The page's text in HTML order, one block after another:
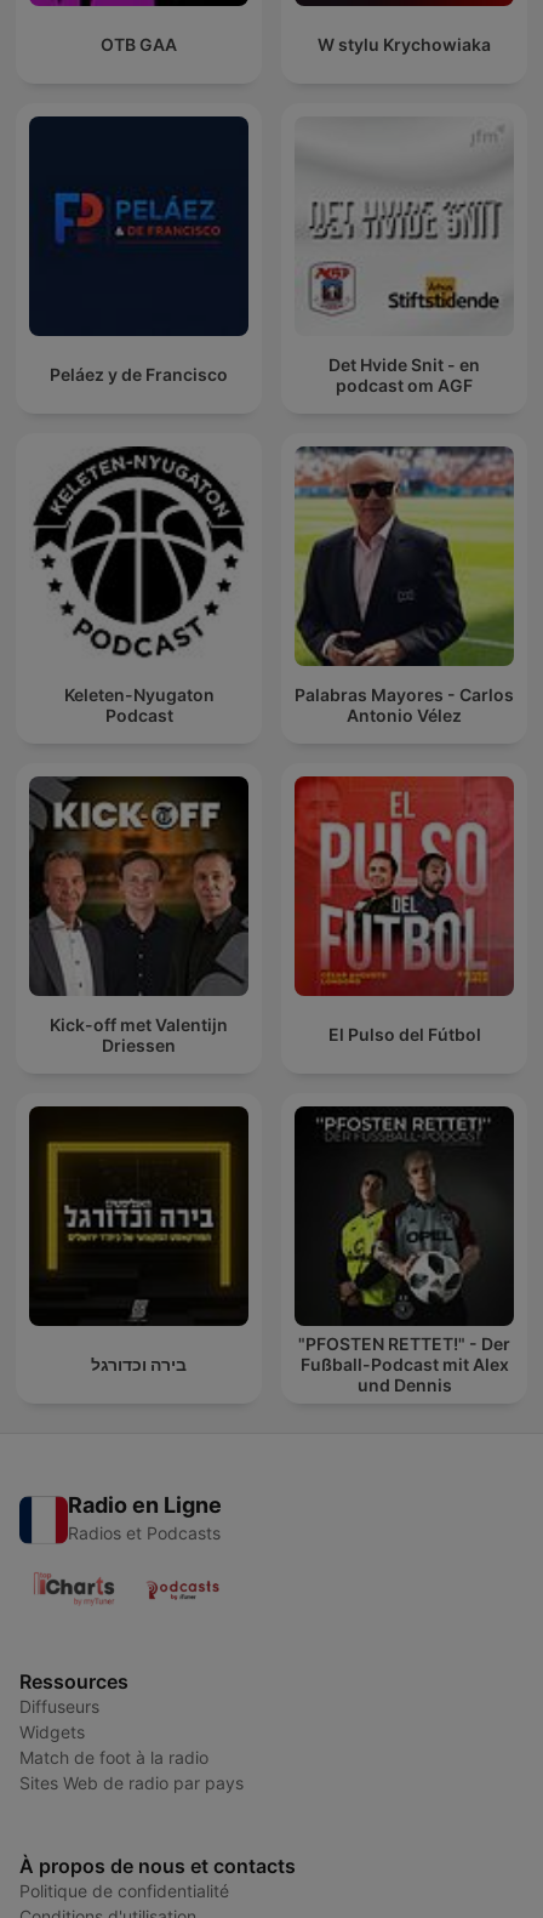
OTB GAA W stylu Krychowiaka
Peláez y de Francisco
Det Hvide Snit - en
podcast om AGF
Keleten-Nyugaton
Podcast
Palabras Mayores - Carlos
Antonio Vélez
Kick-off met Valentijn
Driessen
El Pulso del Fútbol
בירה וכדורגל
"PFOSTEN RETTET!" - Der
Fußball-Podcast mit Alex
und Dennis
Radio en Ligne
Radios et Podcasts
Ressources
Diffuseurs
Widgets
Match de foot à la radio
Sites Web de radio par pays
À propos de nous et contacts
Politique de confidentialité